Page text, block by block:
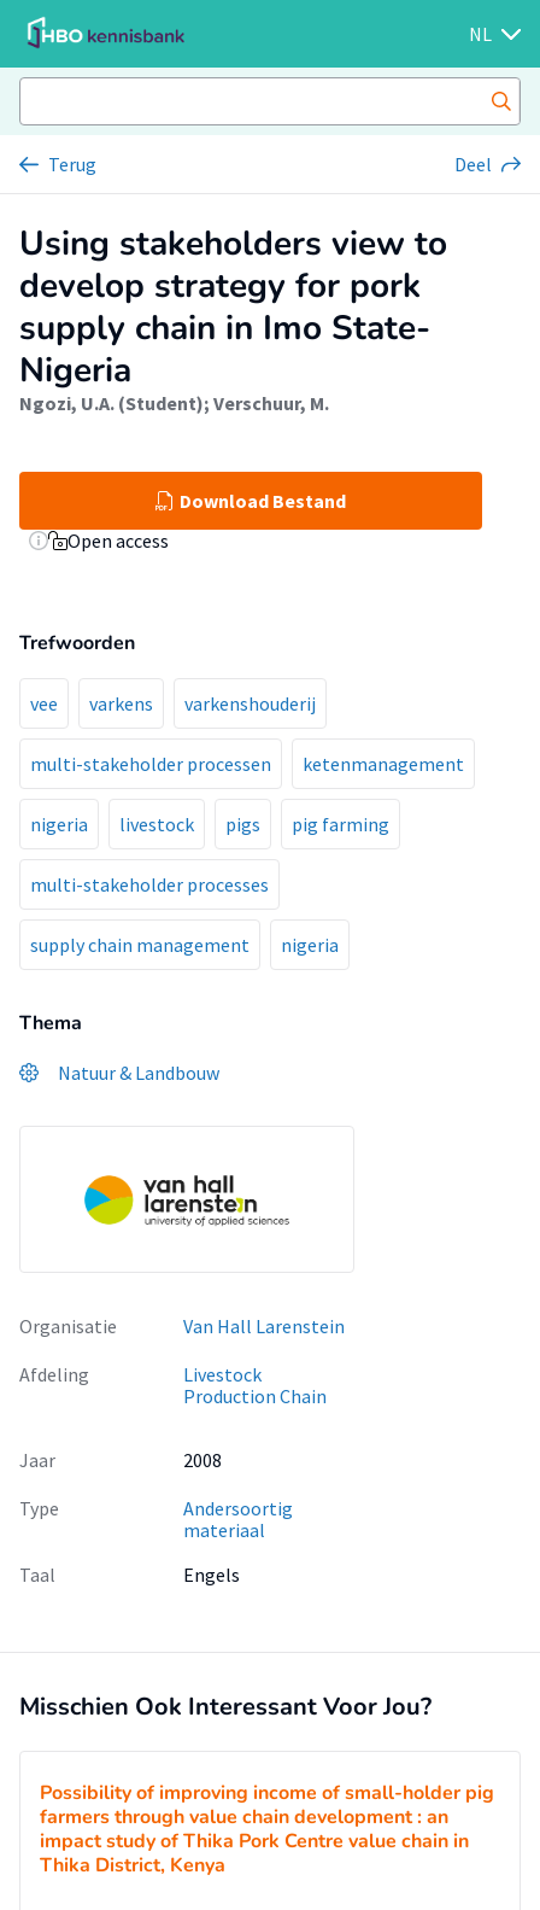
NL
Terug Deel
Using stakeholders view to
develop strategy for pork
supply chain in Imo State-
Nigeria
Ngozi, U.A. (Student); Verschuur, M.
Download Bestand
Open access
Trefwoorden
vee varkens varkenshouderij
multi-stakeholder processen ketenmanagement
nigeria livestock pigs pig farming
multi-stakeholder processes
supply chain management nigeria
Thema
Natuur & Landbouw
Organisatie
Van Hall Larenstein
Afdeling
Livestock
Production Chain
Jaar
2008
Type
Andersoortig
materiaal
Taal
Engels
Misschien Ook Interessant Voor Jou?
Possibility of improving income of small-holder pig
farmers through value chain development : an
impact study of Thika Pork Centre value chain in
Thika District, Kenya